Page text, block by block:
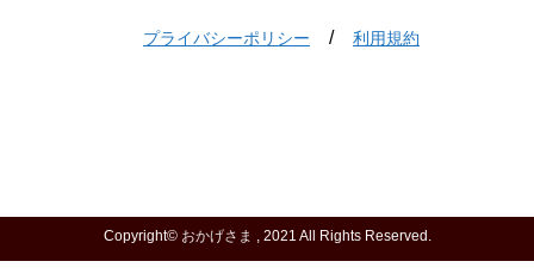
プライバシーポリシー / 利用規約
Copyright© おかげさま , 2021 All Rights Reserved.